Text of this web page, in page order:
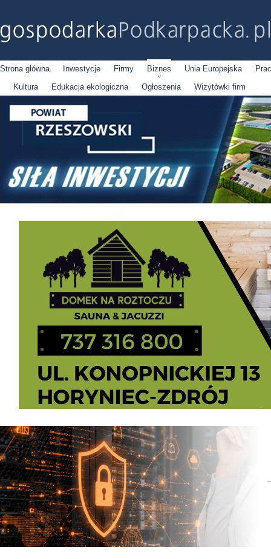
Strona główna Inwestycje Firmy Biznes Unia Europejska
Kultura
Edukacja ekologiczna Ogłoszenia Wizytówki firm